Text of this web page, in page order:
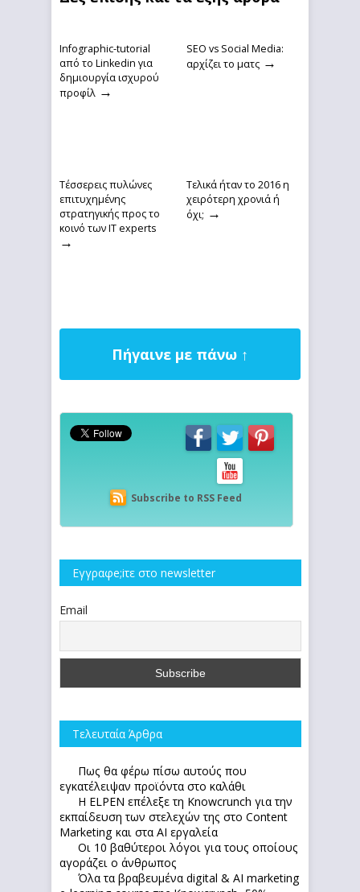
Infographic-tutorial
από το Linkedin για
δημιουργία ισχυρού
προφίλ →
SEO vs Social Media:
αρχίζει το ματς →
Τέσσερεις πυλώνες
επιτυχημένης
στρατηγικής προς το
κοινό των IT experts
→
Τελικά ήταν το 2016 η
χειρότερη χρονιά ή
όχι; →
Πήγαινε με πάνω ↑
Subscribe to RSS Feed
Εγγραφe;iτε στο newsletter
Email
Τελευταία Άρθρα
Πως θα φέρω πίσω αυτούς που
εγκατέλειψαν προϊόντα στο καλάθι
Η ELPEN επέλεξε τη Knowcrunch για την
εκπαίδευση των στελεχών της στο Content
Marketing και στα AI εργαλεία
Οι 10 βαθύτεροι λόγοι για τους οποίους
αγοράζει ο άνθρωπος
Όλα τα βραβευμένα digital & AI marketing